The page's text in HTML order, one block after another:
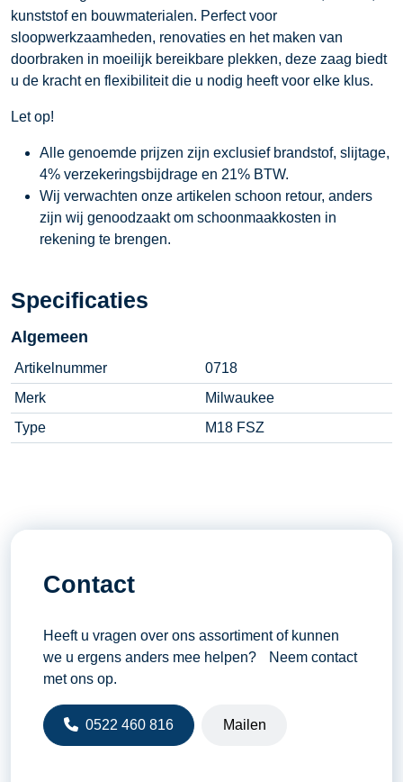
kunststof en bouwmaterialen. Perfect voor
sloopwerkzaamheden, renovaties en het maken van
doorbraken in moeilijk bereikbare plekken, deze zaag biedt
u de kracht en flexibiliteit die u nodig heeft voor elke klus.
Let op!
Alle genoemde prijzen zijn exclusief brandstof, slijtage,
4% verzekeringsbijdrage en 21% BTW.
Wij verwachten onze artikelen schoon retour, anders
zijn wij genoodzaakt om schoonmaakkosten in
rekening te brengen.
Specificaties
Algemeen
Artikelnummer
0718
Merk
Milwaukee
Type
M18 FSZ
Contact
Heeft u vragen over ons assortiment of kunnen
we u ergens anders mee helpen? Neem contact
met ons op.
0522 460 816 Mailen